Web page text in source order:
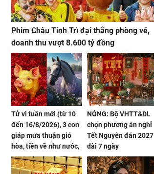
Phim Châu Tinh Trì đại thắng phòng vé,
doanh thu vượt 8.600 tỷ đồng
Tử vi tuần mới (từ 10
đến 16/8/2026), 3 con
giáp mưa thuận gió
hòa, tiền về như nước,
bạc vàng dư dả, Phú
Quý Vinh Hoa, vận
NÓNG: Bộ VHTT&DL
chọn phương án nghỉ
Tết Nguyên đán 2027
dài 7 ngày